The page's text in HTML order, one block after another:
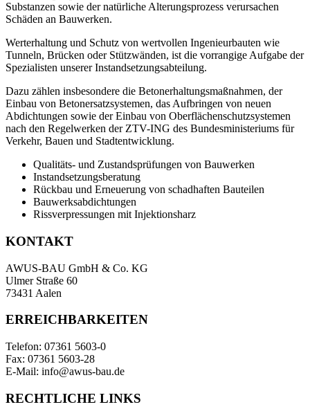
Substanzen sowie der natürliche Alterungsprozess verursachen
Schäden an Bauwerken.
Werterhaltung und Schutz von wertvollen Ingenieurbauten wie
Tunneln, Brücken oder Stützwänden, ist die vorrangige Aufgabe der
Spezialisten unserer Instandsetzungsabteilung.
Dazu zählen insbesondere die Betonerhaltungsmaßnahmen, der
Einbau von Betonersatzsystemen, das Aufbringen von neuen
Abdichtungen sowie der Einbau von Oberflächenschutzsystemen
nach den Regelwerken der ZTV-ING des Bundesministeriums für
Verkehr, Bauen und Stadtentwicklung.
Qualitäts- und Zustandsprüfungen von Bauwerken
Instandsetzungsberatung
Rückbau und Erneuerung von schadhaften Bauteilen
Bauwerksabdichtungen
Rissverpressungen mit Injektionsharz
KONTAKT
AWUS-BAU GmbH & Co. KG
Ulmer Straße 60
73431 Aalen
ERREICHBARKEITEN
Telefon: 07361 5603-0
Fax: 07361 5603-28
E-Mail: info@awus-bau.de
RECHTLICHE LINKS